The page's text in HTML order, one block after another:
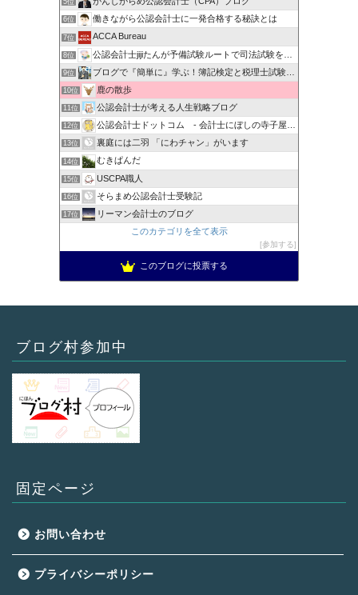
5位
6位 働きながら公認会計士に一発合格する秘訣とは
7位 ACCA Bureau
8位 公認会計士jijiたんが予備試験ルートで司法試験を目指すブ…
9位 ブログで『簡単に』学ぶ！簿記検定と税理士試験＆公認会計士試験
10位 鹿の散歩
11位 公認会計士が考える人生戦略ブログ
12位 公認会計士ドットコム - 会計士にぼしの寺子屋ブログ -
13位 裏庭には二羽 「にわチャン」がいます
14位 むきぱんだ
15位 USCPA職人
16位 そらまめ公認会計士受験記
17位
リーマン会計士のブログ
このカテゴリを全て表示
参加する
このブログに投票する
ブログ村参加中
固定ページ
お問い合わせ
プライバシーポリシー